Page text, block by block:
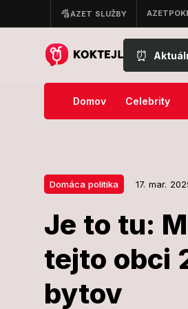
⏰
bojujú s ničivými požiarmi vo
Domov Celebrity
Domáca politika 17. mar.
Je to tu:
tejto obci
bytov
Domáca politika
Je to